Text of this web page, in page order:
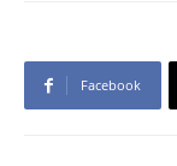
Facebook